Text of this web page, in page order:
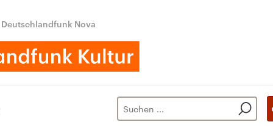
Deutschlandfunk Nova